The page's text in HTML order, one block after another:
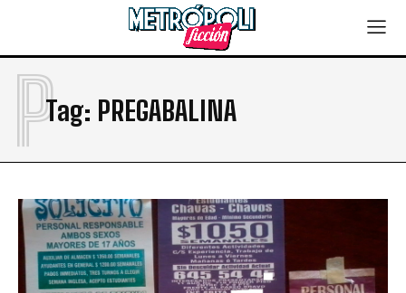
Tag: PREGABALINA
P